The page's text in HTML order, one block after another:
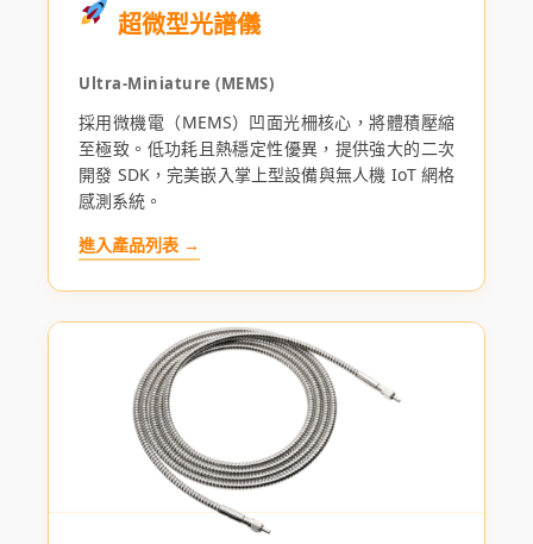
超微型光譜儀
Ultra-Miniature (MEMS)
採用微機電（MEMS）凹面光柵核心，將體積壓縮
至極致。低功耗且熱穩定性優異，提供強大的二次
開發 SDK，完美嵌入掌上型設備與無人機 IoT 網格
感測系統。
進入產品列表 →